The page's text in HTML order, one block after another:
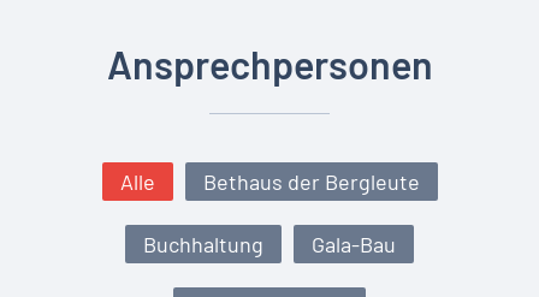
Ansprechpersonen
Alle Bethaus der Bergleute
Buchhaltung Gala-Bau